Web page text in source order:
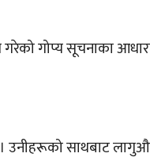
गरेको गोप्य सूचनाका
। उनीहरूको साथबाट